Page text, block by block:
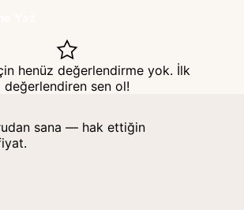
henüz değerlendirme yok. İlk
değerlendiren sen ol!
sana — hak ettiğin